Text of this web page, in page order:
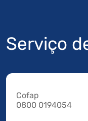
Serviço
Cofap
0800 0194054